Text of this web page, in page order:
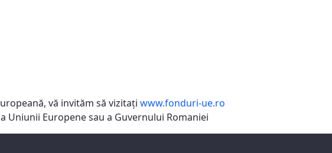
vă invităm să vizitaţi www.fonduri-ue.ro
Europene sau a Guvernului Romaniei